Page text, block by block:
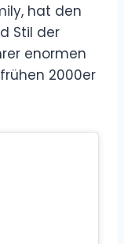
hat den
Stil der
enormen
2000er